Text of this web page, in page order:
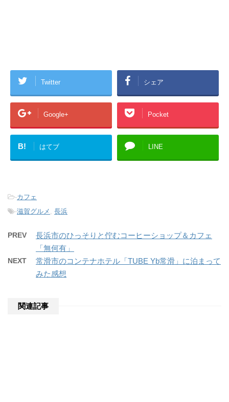
Twitter シェア
Google+ Pocket
B! はてブ LINE
-カフェ
-滋賀グルメ 長浜
PREV
長浜市のひっそりと佇むコーヒーショップ＆カフェ
「無何有」
NEXT
常滑市のコンテナホテル「TUBE Yb常滑」に泊まって
みた感想
関連記事